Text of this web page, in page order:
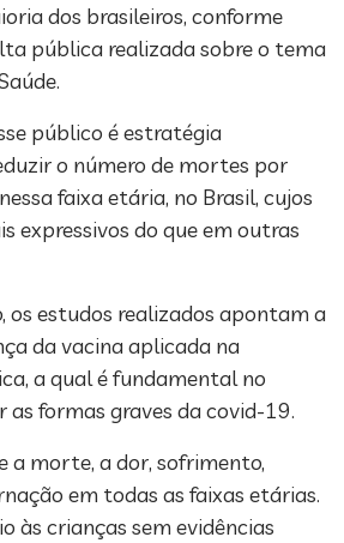
dos brasileiros, conforme
pública realizada sobre o tema
público é estratégia
o número de mortes por
faixa etária, no Brasil, cujos
expressivos do que em outras
estudos realizados apontam a
da vacina aplicada na
a qual é fundamental no
as formas graves da covid-19.
a morte, a dor, sofrimento,
em todas as faixas etárias.
às crianças sem evidências